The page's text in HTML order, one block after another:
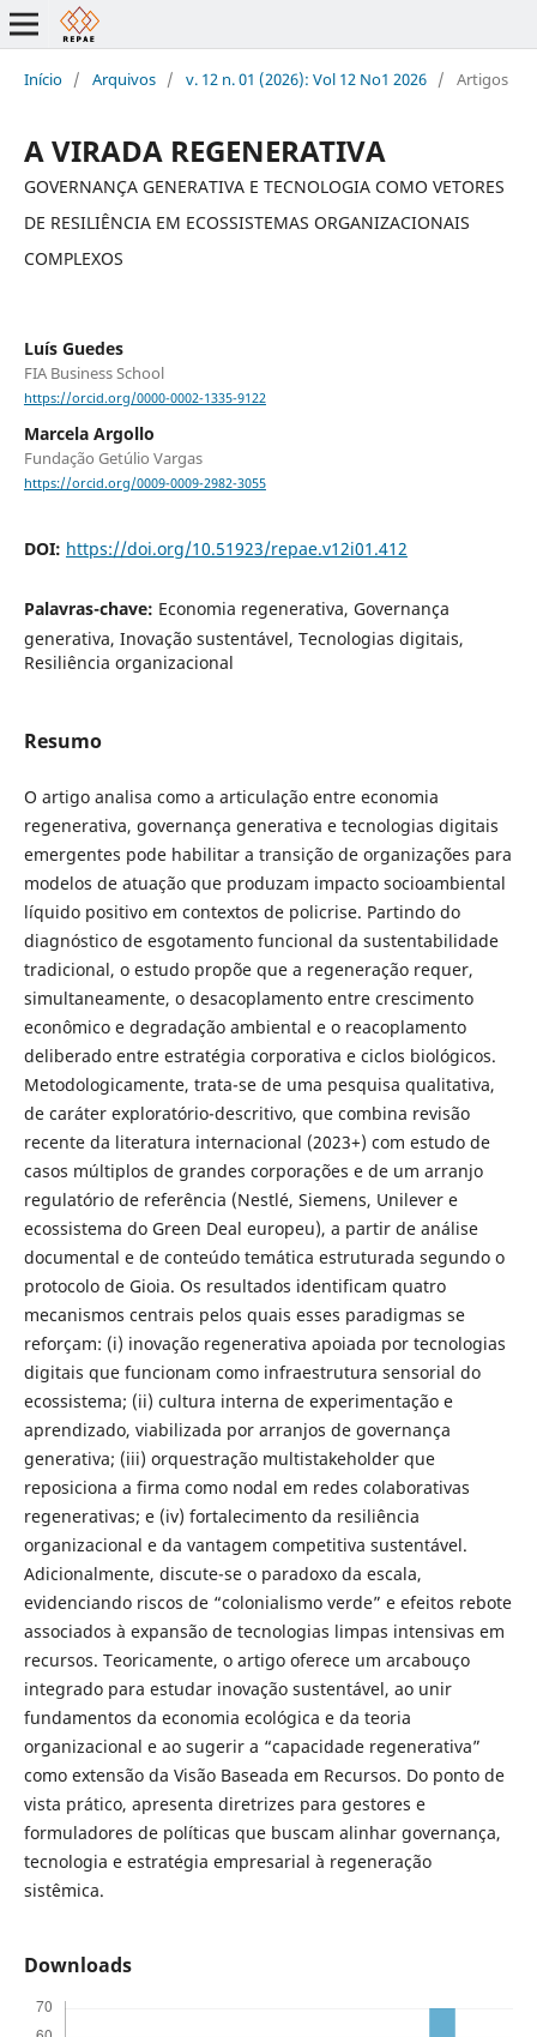
Início / Arquivos / v. 12 n. 01 (2026): Vol 12 No1 2026 / Artigos
A VIRADA REGENERATIVA
GOVERNANÇA GENERATIVA E TECNOLOGIA COMO VETORES
DE RESILIÊNCIA EM ECOSSISTEMAS ORGANIZACIONAIS
COMPLEXOS
Luís Guedes
FIA Business School
https://orcid.org/0000-0002-1335-9122
Marcela Argollo
Fundação Getúlio Vargas
https://orcid.org/0009-0009-2982-3055
DOI: https://doi.org/10.51923/repae.v12i01.412
Palavras-chave: Economia regenerativa, Governança
generativa, Inovação sustentável, Tecnologias digitais,
Resiliência organizacional
Resumo
O artigo analisa como a articulação entre economia
regenerativa, governança generativa e tecnologias digitais
emergentes pode habilitar a transição de organizações para
modelos de atuação que produzam impacto socioambiental
líquido positivo em contextos de policrise. Partindo do
diagnóstico de esgotamento funcional da sustentabilidade
tradicional, o estudo propõe que a regeneração requer,
simultaneamente, o desacoplamento entre crescimento
econômico e degradação ambiental e o reacoplamento
deliberado entre estratégia corporativa e ciclos biológicos.
Metodologicamente, trata-se de uma pesquisa qualitativa,
de caráter exploratório-descritivo, que combina revisão
recente da literatura internacional (2023+) com estudo de
casos múltiplos de grandes corporações e de um arranjo
regulatório de referência (Nestlé, Siemens, Unilever e
ecossistema do Green Deal europeu), a partir de análise
documental e de conteúdo temática estruturada segundo o
protocolo de Gioia. Os resultados identificam quatro
mecanismos centrais pelos quais esses paradigmas se
reforçam: (i) inovação regenerativa apoiada por tecnologias
digitais que funcionam como infraestrutura sensorial do
ecossistema; (ii) cultura interna de experimentação e
aprendizado, viabilizada por arranjos de governança
generativa; (iii) orquestração multistakeholder que
reposiciona a firma como nodal em redes colaborativas
regenerativas; e (iv) fortalecimento da resiliência
organizacional e da vantagem competitiva sustentável.
Adicionalmente, discute-se o paradoxo da escala,
evidenciando riscos de “colonialismo verde” e efeitos rebote
associados à expansão de tecnologias limpas intensivas em
recursos. Teoricamente, o artigo oferece um arcabouço
integrado para estudar inovação sustentável, ao unir
fundamentos da economia ecológica e da teoria
organizacional e ao sugerir a “capacidade regenerativa”
como extensão da Visão Baseada em Recursos. Do ponto de
vista prático, apresenta diretrizes para gestores e
formuladores de políticas que buscam alinhar governança,
tecnologia e estratégia empresarial à regeneração
sistêmica.
Downloads